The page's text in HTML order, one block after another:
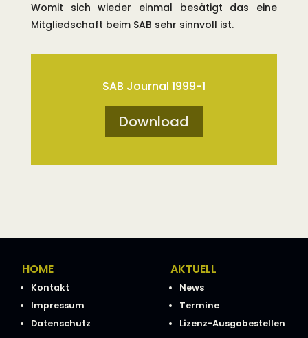
Womit sich wieder einmal besätigt das eine
Mitgliedschaft beim SAB sehr sinnvoll ist.
SAB Journal 1999-1
Download
HOME
Kontakt
Impressum
Datenschutz
AKTUELL
News
Termine
Lizenz-Ausgabestellen